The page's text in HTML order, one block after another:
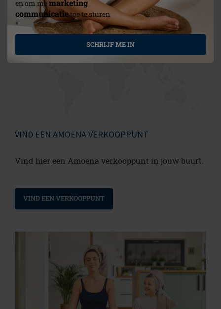
en om memarketing
communicatietoe te sturen
*
SCHRIJF ME IN
VIND EEN AMOENA VERKOOPPUNT
Vind hier een Amoena verkooppunt in jouw buurt.
VIND EEN VERKOOPPUNT